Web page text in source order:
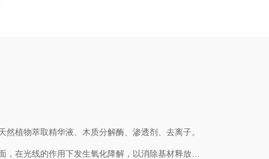
然植物萃取精华液、木质分解酶、渗透剂、去离子。
，在光线的作用下发生氧化降解，以消除基材释放的